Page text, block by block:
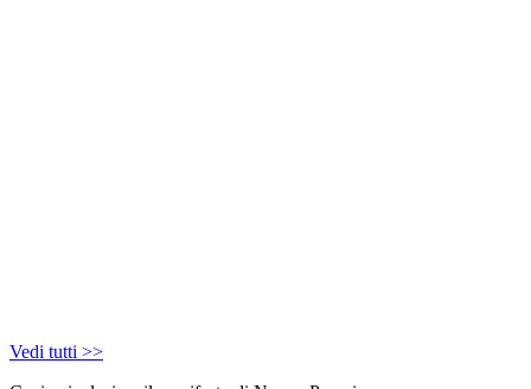
Vedi tutti >>